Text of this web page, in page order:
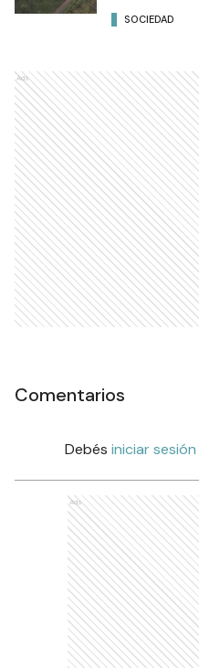
SOCIEDAD
Ads
Comentarios
Debés iniciar sesión
Ads